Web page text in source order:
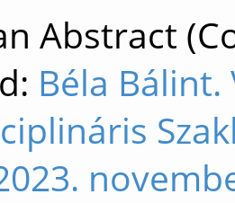
Abstract
Béla